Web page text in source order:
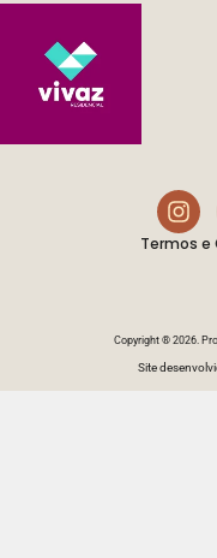
Termos e
Copyright ® 2026.
Site